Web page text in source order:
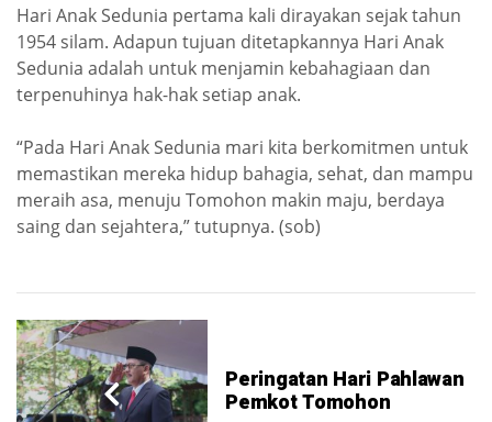
Hari Anak Sedunia pertama kali dirayakan sejak tahun
1954 silam. Adapun tujuan ditetapkannya Hari Anak
Sedunia adalah untuk menjamin kebahagiaan dan
terpenuhinya hak-hak setiap anak.
“Pada Hari Anak Sedunia mari kita berkomitmen untuk
memastikan mereka hidup bahagia, sehat, dan mampu
meraih asa, menuju Tomohon makin maju, berdaya
saing dan sejahtera,” tutupnya. (sob)
Peringatan Hari Pahlawan
Pemkot Tomohon